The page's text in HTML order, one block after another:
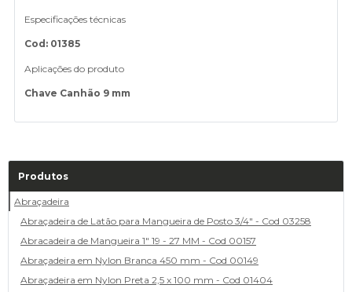
Especificações técnicas
Cod: 01385
Aplicações do produto
Chave Canhão 9 mm
Produtos
Abraçadeira
Abraçadeira de Latão para Mangueira de Posto 3/4" - Cod 03258
Abracadeira de Mangueira 1" 19 - 27 MM - Cod 00157
Abraçadeira em Nylon Branca 450 mm - Cod 00149
Abraçadeira em Nylon Preta 2,5 x 100 mm - Cod 01404